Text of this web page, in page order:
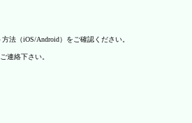
法（iOS/Android）をご確認ください。
連絡下さい。